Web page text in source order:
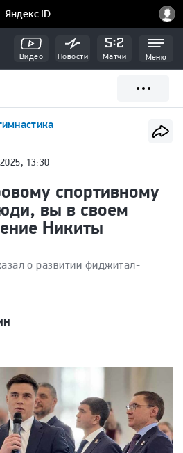
Видео Новости Матчи Меню
13:30
спортивному
вы в своем
Никиты
о развитии фиджитал-